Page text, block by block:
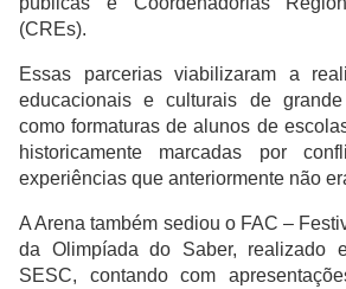
(CREs).
Essas parcerias viabilizaram a
educacionais e culturais de
como formaturas de alunos de
historicamente marcadas por
experiências que anteriormente não
A Arena também sediou o FAC –
da Olimpíada do Saber, realizado
SESC, contando com